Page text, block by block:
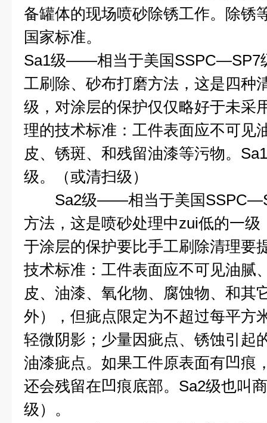
备罐体的现场喷砂除锈工作。除锈
国家标准。
Sa1级——相当于美国SSPC—SP7
工刷除、砂布打磨方法，这是四种
级，对涂层的保护仅仅略好于未采
理的技术标准：工件表面应不可见
皮、锈斑、和残留油漆等污物。 Sa1
级。（或清扫级）
Sa2级——相当于美国
方法，这是喷砂处理中zui低的一
于涂层的保护要比手工刷除清理要
技术标准：工件表面应不可见油腻
皮、油漆、氧化物、腐蚀物、和其
外），但疵点限定为不超过每平方
轻微阴影；少量因疵点、锈蚀引起
油漆疵点。如果工件原表面有凹痕
还会残留在凹痕底部。 Sa2级也叫
级）。